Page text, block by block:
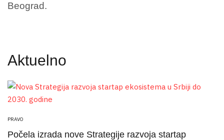
Beograd.
Aktuelno
PRAVO
Počela izrada nove Strategije razvoja startap